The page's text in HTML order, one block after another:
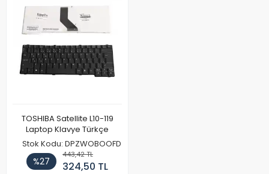
TOSHIBA Satellite L10-119
Laptop Klavye Türkçe
Stok Kodu: DPZWOBOOFD
%27
443,42 TL
324,50 TL